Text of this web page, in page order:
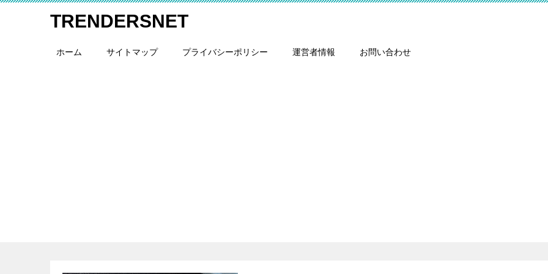
TRENDERSNET
ホーム サイトマップ プライバシーポリシー 運営者情報 お問い合わせ